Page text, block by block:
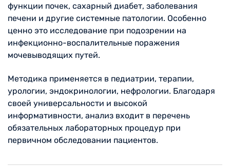
функции почек, сахарный диабет, заболевания
печени и другие системные патологии. Особенно
ценно это исследование при подозрении на
инфекционно-воспалительные поражения
мочевыводящих путей.
Методика применяется в педиатрии, терапии,
урологии, эндокринологии, нефрологии. Благодаря
своей универсальности и высокой
информативности, анализ входит в перечень
обязательных лабораторных процедур при
первичном обследовании пациентов.